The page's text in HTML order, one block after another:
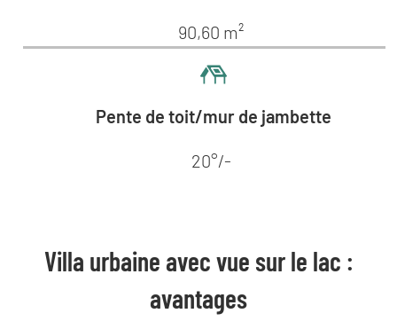
90,60 m²
Pente de toit/mur de jambette
20°/-
Villa urbaine avec vue sur le lac :
avantages